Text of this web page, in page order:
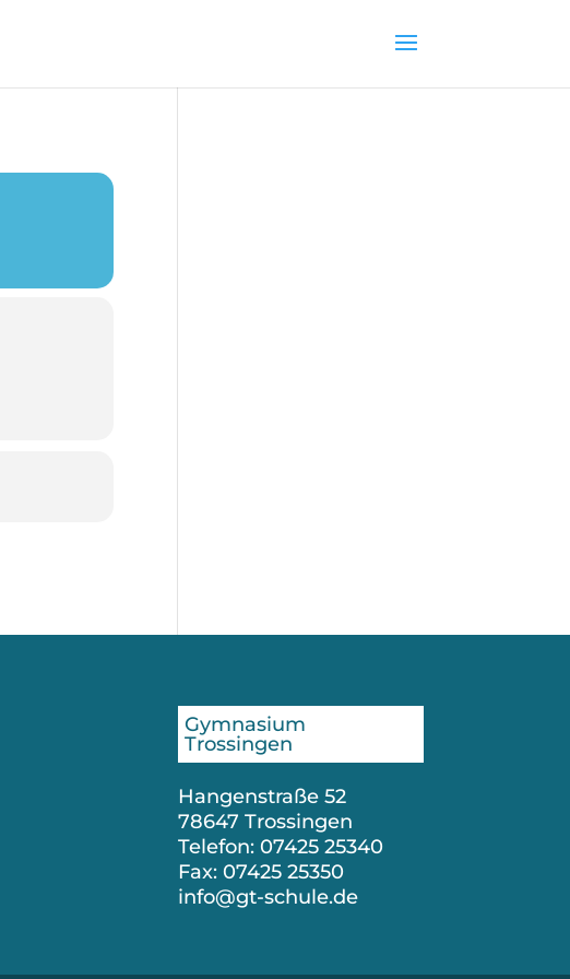
Gymnasium
Trossingen
Hangenstraße 52
78647 Trossingen
Telefon: 07425 25340
Fax: 07425 25350
info@gt-schule.de